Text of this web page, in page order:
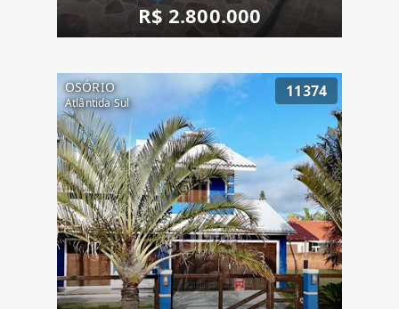
R$ 2.800.000
OSÓRIO
Atlântida Sul
11374